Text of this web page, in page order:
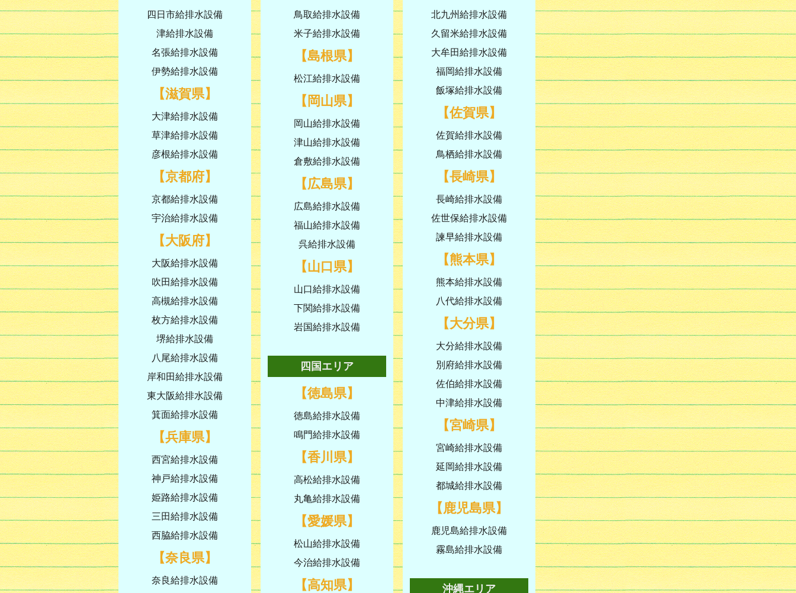
四日市給排水設備
津給排水設備
名張給排水設備
伊勢給排水設備
【滋賀県】
大津給排水設備
草津給排水設備
彦根給排水設備
【京都府】
京都給排水設備
宇治給排水設備
【大阪府】
大阪給排水設備
吹田給排水設備
高槻給排水設備
枚方給排水設備
堺給排水設備
八尾給排水設備
岸和田給排水設備
東大阪給排水設備
箕面給排水設備
【兵庫県】
西宮給排水設備
神戸給排水設備
姫路給排水設備
三田給排水設備
西脇給排水設備
【奈良県】
奈良給排水設備
鳥取給排水設備
米子給排水設備
【島根県】
松江給排水設備
【岡山県】
岡山給排水設備
津山給排水設備
倉敷給排水設備
【広島県】
広島給排水設備
福山給排水設備
呉給排水設備
【山口県】
山口給排水設備
下関給排水設備
岩国給排水設備
四国エリア
【徳島県】
徳島給排水設備
鳴門給排水設備
【香川県】
高松給排水設備
丸亀給排水設備
【愛媛県】
松山給排水設備
今治給排水設備
【高知県】
北九州給排水設備
久留米給排水設備
大牟田給排水設備
福岡給排水設備
飯塚給排水設備
【佐賀県】
佐賀給排水設備
鳥栖給排水設備
【長崎県】
長崎給排水設備
佐世保給排水設備
諫早給排水設備
【熊本県】
熊本給排水設備
八代給排水設備
【大分県】
大分給排水設備
別府給排水設備
佐伯給排水設備
中津給排水設備
【宮崎県】
宮崎給排水設備
延岡給排水設備
都城給排水設備
【鹿児島県】
鹿児島給排水設備
霧島給排水設備
沖縄エリア